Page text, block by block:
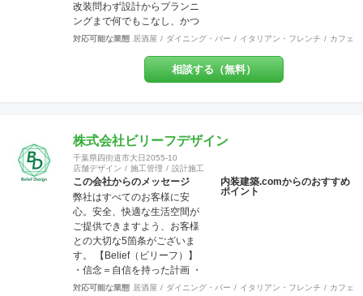
改装問わず設計からプランニ
ングまで何でもこなし、かつ
リーズナブルに、お客様のご
ます。 また内装・外装・外構
などすべての分野でその道の
り前！腕の良さは年数が経て
ば経つほど実感できます。 そ
して、SANFUKUの職人は施工
力だけでなくコミニケーショ
ン力に優れています。 お客様
が安心してオープンできるよ
うきめ細やかな対応を心がけ
ています。
対応可能な業態 居酒屋 ダイニング・バー イタリアン・フレンチ カフェ
相談する（無料）
株式会社ビリーフデザイン
千葉県四街道市大日2055-10
店舗デザイン
施工管理 設計施工
この会社からのメッセージ
弊社はすべてのお客様に安
心。安全、快適な生活空間が
ご提供できますよう、お客様
との大切な5箇条がございま
す。 【Belief（ビリーフ）】
・信念＝自信を持った計画 ・
信用＝信じて用いる行動 ・信
内装建築.comからのおすすめ
ポイント
対応可能な業態 居酒屋 ダイニング・バー イタリアン・フレンチ カフェ